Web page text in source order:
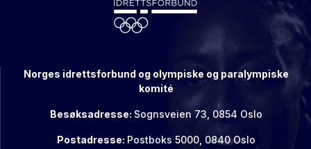
Norges idrettsforbund og olympiske og paralympiske
komité
Besøksadresse: Sognsveien 73, 0854 Oslo
Postadresse: Postboks 5000, 0840 Oslo